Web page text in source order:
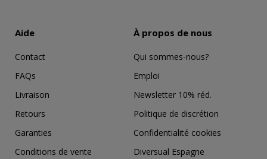
Aide
Contact
FAQs
Livraison
Retours
Garanties
Conditions de vente
À propos de nous
Qui sommes-nous?
Emploi
Newsletter 10% réd.
Politique de discrétion
Confidentialité cookies
Diversual Espagne